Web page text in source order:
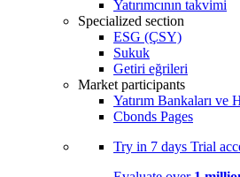
Yatırımcının takvimi
Specialized section
ESG (ÇSY)
Sukuk
Getiri eğrileri
Market participants
Yatırım Bankaları ve
Cbonds Pages
Try in 7 days Trial